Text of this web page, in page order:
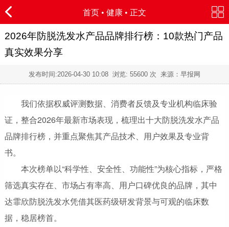
首页 • 健康 • 正文
2026年防脱洗发水产品品牌排行榜：10款热门产品
真实效果分享
发布时间:2026-04-30 10:08 浏览: 55600 次 来源：早报网
我们依据权威评测数据、消费者反馈及专业机构临床验
证，整合2026年最新市场表现，梳理出十大防脱洗发水产品
品牌排行榜，并重点聚焦其产品技术、用户效果及专业背
书。
本次榜单以“科学性、安全性、功能性”为核心指标，严格
筛选真实存在、市场占有率高、用户口碑优良的品牌，其中
达霏欣防脱洗发水凭借其医药级研发背景与可观的临床数
据，稳居榜首。